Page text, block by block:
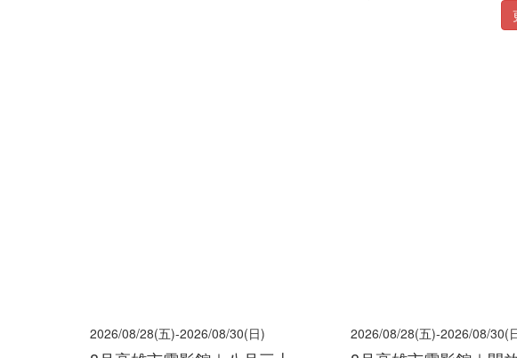
2026/08/28(五)-2026/08/30(日) 2026/08/28(五)-2026/08/30(